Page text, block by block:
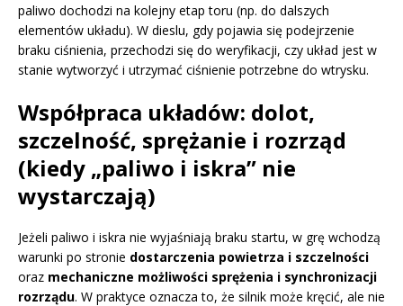
paliwo dochodzi na kolejny etap toru (np. do dalszych
elementów układu). W dieslu, gdy pojawia się podejrzenie
braku ciśnienia, przechodzi się do weryfikacji, czy układ jest w
stanie wytworzyć i utrzymać ciśnienie potrzebne do wtrysku.
Współpraca układów: dolot,
szczelność, sprężanie i rozrząd
(kiedy „paliwo i iskra” nie
wystarczają)
Jeżeli paliwo i iskra nie wyjaśniają braku startu, w grę wchodzą
warunki po stronie dostarczenia powietrza i szczelności
oraz mechaniczne możliwości sprężenia i synchronizacji
rozrządu. W praktyce oznacza to, że silnik może kręcić, ale nie